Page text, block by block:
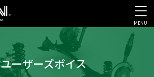
会社案内・採用・IR
MENU
ユーザーズボイス